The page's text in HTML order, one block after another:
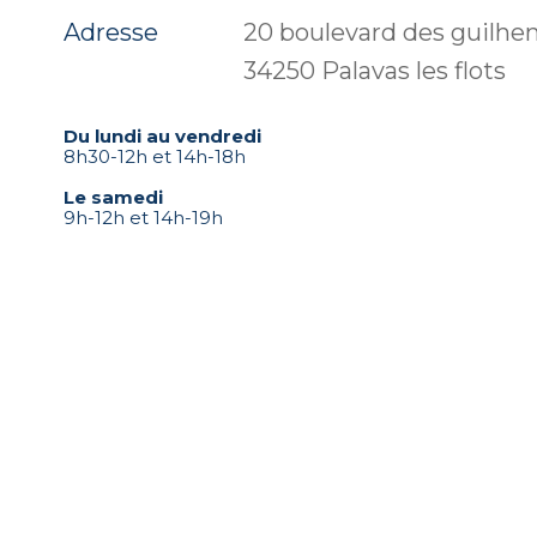
Adresse
20 boulevard des
34250 Palavas les flots
Du lundi au vendredi
8h30-12h et 14h-18h
Le samedi
9h-12h et 14h-19h